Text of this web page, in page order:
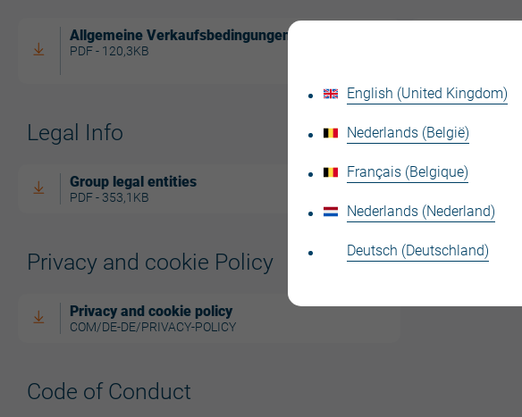
English (United Kingdom)
Nederlands (België)
Français (Belgique)
Nederlands (Nederland)
Deutsch (Deutschland)
Allgemeine Verkaufsbedingungen
PDF - 120,3KB
Legal Info
Group legal entities
PDF - 353,1KB
Disclaimer
Privacy and cookie Policy
Privacy and cookie policy
COM/DE-DE/PRIVACY-POLICY
Code of Conduct